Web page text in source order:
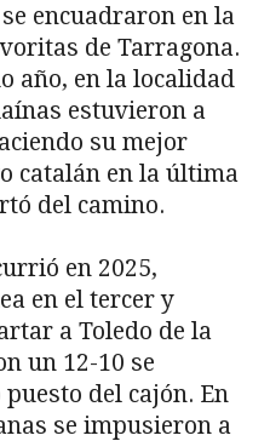
encuadraron en la
de Tarragona.
año, en la localidad
estuvieron a
su mejor
catalán en la última
del camino.
en 2025,
en el tercer y
a Toledo de la
un 12-10 se
del cajón. En
se impusieron a